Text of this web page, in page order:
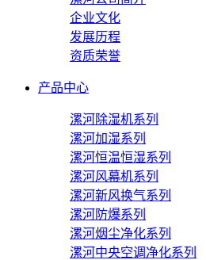
企业文化
发展历程
资质荣誉
产品中心
漯河除湿机系列
漯河加湿系列
漯河恒温恒湿系列
漯河风幕机系列
漯河新风换气系列
漯河防爆系列
漯河烟尘净化系列
漯河中央空调净化系列